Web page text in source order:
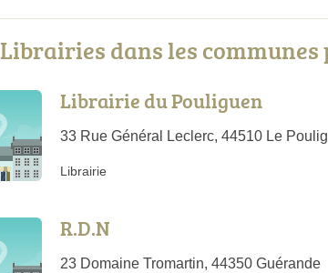
Librairies dans les communes
Librairie du Pouliguen
33 Rue Général Leclerc, 44510 Le
Librairie
R.D.N
23 Domaine Tromartin, 44350 Guérande